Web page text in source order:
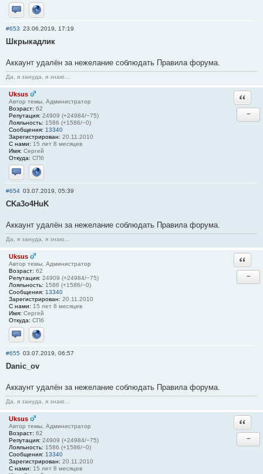
Отправить личное сообщение
Сайт
#653 23.06.2019, 17:19
Шкрыкадлик
Аккаунт удалён за нежелание соблюдать Правила форума.
Да, я зануда, я знаю...
Uksus
Автор темы, Администратор
Возраст: 62
Репутация: 24909 (+24984/−75)
Лояльность: 1586 (+1586/−0)
Сообщения: 13340
Зарегистрирован: 20.11.2010
С нами: 15 лет 8 месяцев
Имя: Сергей
Откуда: СПб
Отправить личное сообщение
Сайт
−
#654 03.07.2019, 05:39
CKa3o4HuK
Аккаунт удалён за нежелание соблюдать Правила форума.
Да, я зануда, я знаю...
Uksus
Автор темы, Администратор
Возраст: 62
Репутация: 24909 (+24984/−75)
Лояльность: 1586 (+1586/−0)
Сообщения: 13340
Зарегистрирован: 20.11.2010
С нами: 15 лет 8 месяцев
Имя: Сергей
Откуда: СПб
Отправить личное сообщение
Сайт
−
#655 03.07.2019, 06:57
Danic_ov
Аккаунт удалён за нежелание соблюдать Правила форума.
Да, я зануда, я знаю...
Uksus
Автор темы, Администратор
Возраст: 62
Репутация: 24909 (+24984/−75)
Лояльность: 1586 (+1586/−0)
Сообщения: 13340
Зарегистрирован: 20.11.2010
С нами: 15 лет 8 месяцев
−